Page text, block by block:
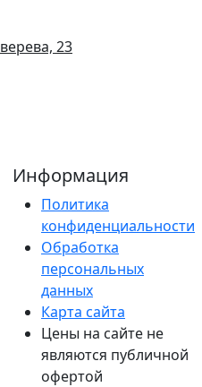
23
Информация
Политика
конфиденциальности
Обработка
персональных
данных
Карта сайта
Цены на сайте не
являются публичной
офертой